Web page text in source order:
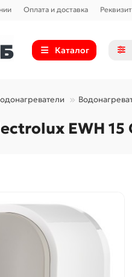
Оплата и доставка
Каталог
EWH 15